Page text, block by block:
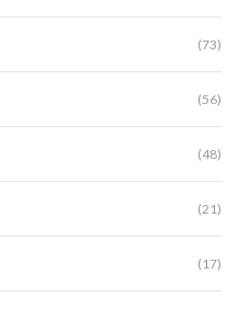
(73)
(56)
(48)
(21)
(17)